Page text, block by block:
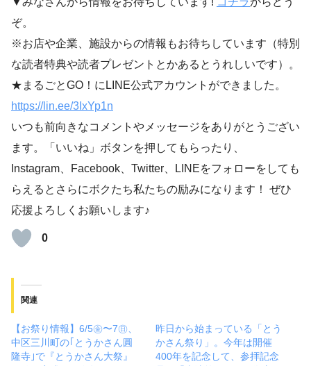
ぞ。
※お店や企業、施設からの情報もお待ちしています（特別
な読者特典や読者プレゼントとかあるとうれしいです）。
★まるごとGO！にLINE公式アカウントができました。
https://lin.ee/3IxYp1n
いつも前向きなコメントやメッセージをありがとうござい
ます。「いいね」ボタンを押してもらったり、
Instagram、Facebook、Twitter、LINEをフォローをしても
らえるとさらにボクたち私たちの励みになります！ ぜひ
応援よろしくお願いします♪
0
関連
【お祭り情報】6/5㊎〜7㊐、
中区三川町の｢とうかさん圓
隆寺｣で『とうかさん大祭』
昨日から始まっている「とう
かさん祭り」。今年は開催
400年を記念して、参拝記念